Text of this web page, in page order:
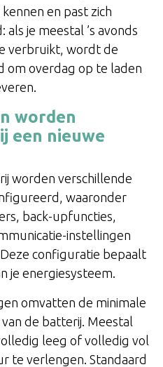
en past zich
als je meestal ’s avonds
verbruikt, wordt de
om overdag op te laden
worden
een nieuwe
worden verschillende
waaronder
back-upfuncties,
instellingen
configuratie bepaalt
je energiesysteem.
omvatten de minimale
de batterij. Meestal
leeg of volledig vol
te verlengen. Standaard